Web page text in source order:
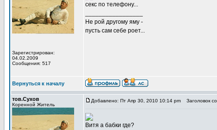
Зарегистрирован:
04.02.2009
Сообщения: 517
секс по телефону...
Не рой другому яму -
пусть сам себе роет...
Вернуться к началу
тов.Сухов
Коренной Житель
Добавлено: Пт Апр 30, 2010 10:14 pm Заголовок
Витя а бабки где?